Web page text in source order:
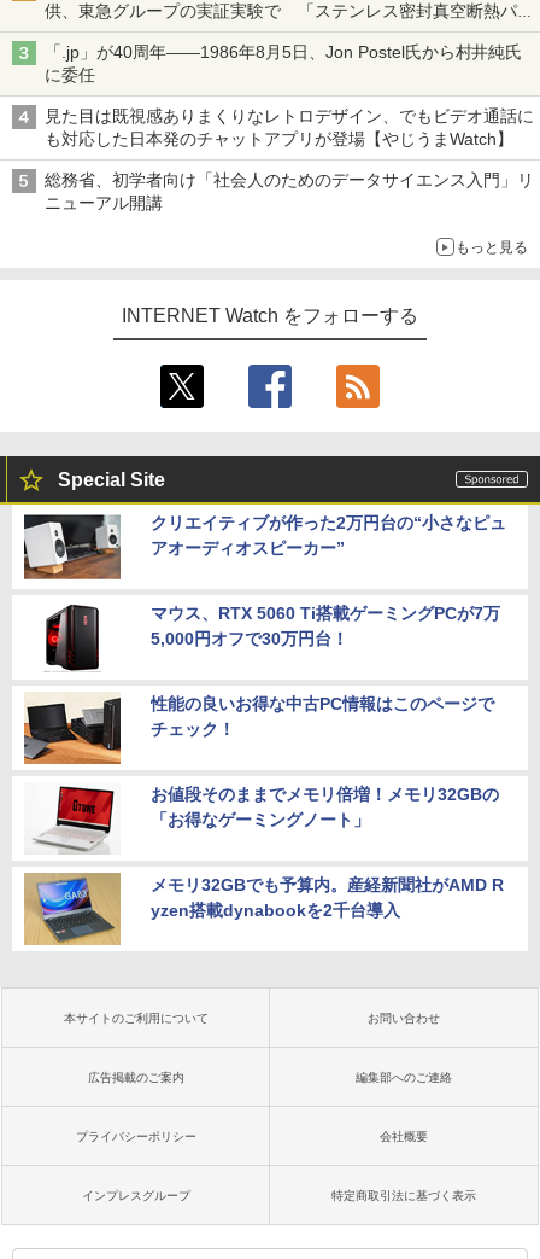
供、東急グループの実証実験で 「ステンレス密封真空断熱パネ
ル TIVIP」
「.jp」が40周年――1986年8月5日、Jon Postel氏から村井純氏
に委任
見た目は既視感ありまくりなレトロデザイン、でもビデオ通話に
も対応した日本発のチャットアプリが登場【やじうまWatch】
総務省、初学者向け「社会人のためのデータサイエンス入門」リ
ニューアル開講
もっと見る
INTERNET Watch をフォローする
Special Site
クリエイティブが作った2万円台の“小さなピュ
アオーディオスピーカー”
マウス、RTX 5060 Ti搭載ゲーミングPCが7万
5,000円オフで30万円台！
性能の良いお得な中古PC情報はこのページで
チェック！
お値段そのままでメモリ倍増！メモリ32GBの
「お得なゲーミングノート」
メモリ32GBでも予算内。産経新聞社がAMD R
yzen搭載dynabookを2千台導入
本サイトのご利用について お問い合わせ
広告掲載のご案内 編集部へのご連絡
プライバシーポリシー 会社概要
インプレスグループ 特定商取引法に基づく表示